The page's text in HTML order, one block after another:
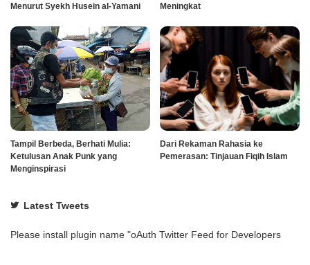
Menurut Syekh Husein al-Yamani
Meningkat
Tampil Berbeda, Berhati Mulia:
Ketulusan Anak Punk yang
Menginspirasi
Dari Rekaman Rahasia ke
Pemerasan: Tinjauan Fiqih Islam
Latest Tweets
Please install plugin name "oAuth Twitter Feed for Developers